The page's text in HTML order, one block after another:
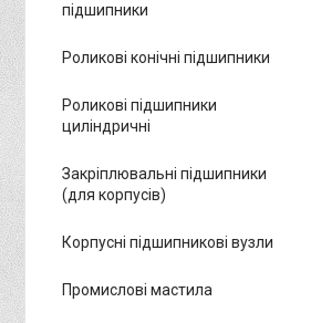
підшипники
Роликові конічні підшипники
Роликові підшипники
циліндричні
Закріплювальні підшипники
(для корпусів)
Корпусні підшипникові вузли
Промислові мастила